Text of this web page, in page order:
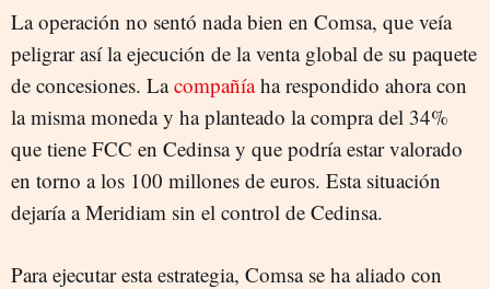
La operación no sentó nada bien en Comsa, que veía
peligrar así la ejecución de la venta global de su paquete
de concesiones. Lacompañíaha respondido ahora con
la misma moneda y ha planteado la compra del 34%
que tiene FCC en Cedinsa y que podría estar valorado
en torno a los 100 millones de euros. Esta situación
dejaría a Meridiam sin el control de Cedinsa.
Para ejecutar esta estrategia, Comsa se ha aliado con